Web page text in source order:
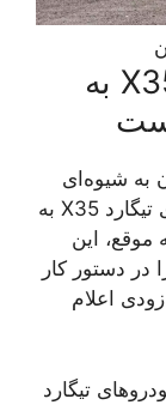
تحویل خودروهای تیگارد X35 به
به شیوه‌ای
برنامه‌ریزی شده در حال توزیع خودروهای تیگارد X35 به
موقع، این
دستور کار
اعلام
تیگارد